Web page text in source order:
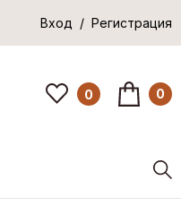
Вход / Регистрация
0 0